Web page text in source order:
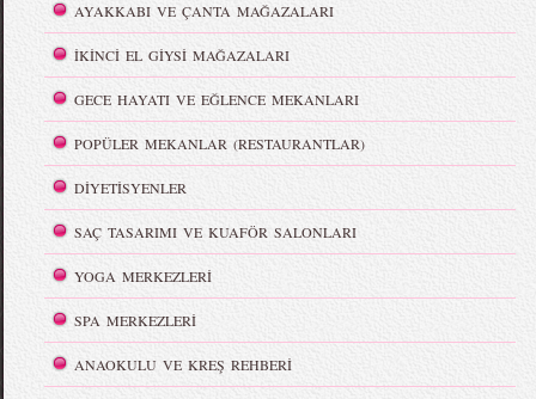
AYAKKABI VE ÇANTA MAĞAZALARI
İKİNCİ EL GİYSİ MAĞAZALARI
GECE HAYATI VE EĞLENCE MEKANLARI
POPÜLER MEKANLAR (RESTAURANTLAR)
DİYETİSYENLER
SAÇ TASARIMI VE KUAFÖR SALONLARI
YOGA MERKEZLERİ
SPA MERKEZLERİ
ANAOKULU VE KREŞ REHBERİ